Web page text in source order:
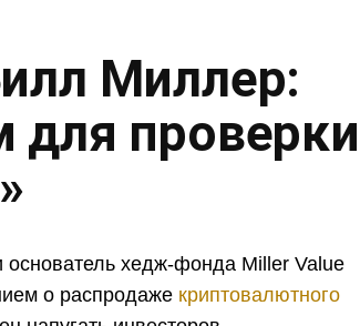
Миллер:
для проверки
хедж-фонда Miller Value
о распродаже криптовалютного